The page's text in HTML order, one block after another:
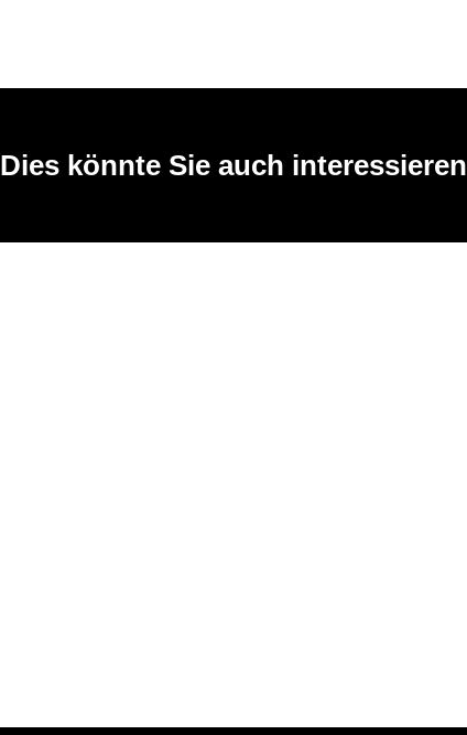
Dies könnte Sie auch interessieren